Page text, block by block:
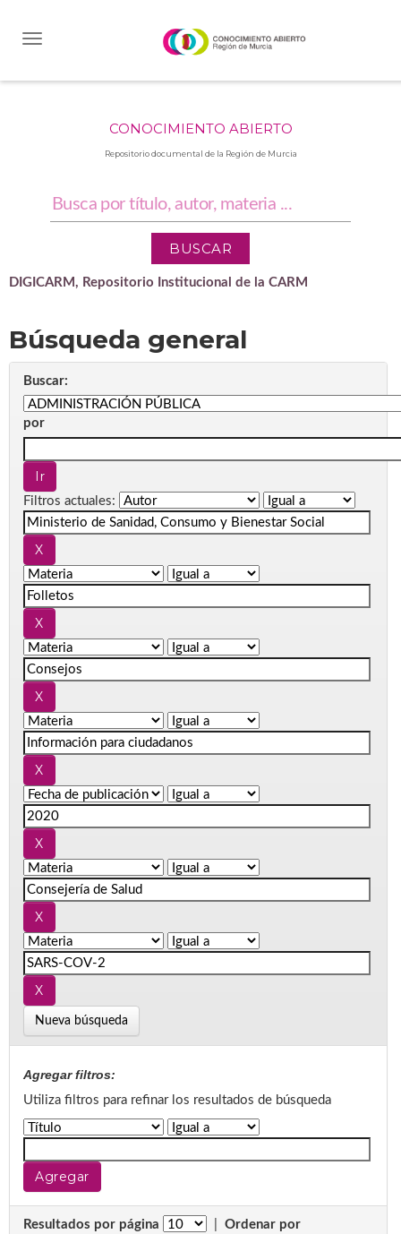
CONOCIMIENTO ABIERTO
Repositorio documental de la Región de Murcia
DIGICARM, Repositorio Institucional de la CARM
Búsqueda general
Buscar:
por
Filtros actuales:
Nueva búsqueda
Agregar filtros:
Utiliza filtros para refinar los resultados de búsqueda
Resultados por página
Ordenar por